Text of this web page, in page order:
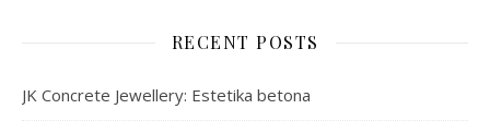
RECENT POSTS
JK Concrete Jewellery: Estetika betona